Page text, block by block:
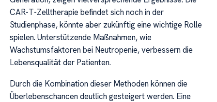
CAR-T-Zelltherapie befindet sich noch in der
Studienphase, könnte aber zukünftig eine wichtige Rolle
spielen. Unterstützende Maßnahmen, wie
Wachstumsfaktoren bei Neutropenie, verbessern die
Lebensqualität der Patienten.
Durch die Kombination dieser Methoden können die
Überlebenschancen deutlich gesteigert werden. Eine